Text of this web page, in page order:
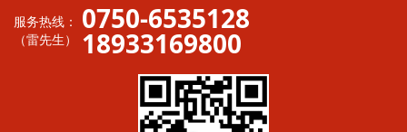
服务热线：
（雷先生）
0750-6535128
18933169800